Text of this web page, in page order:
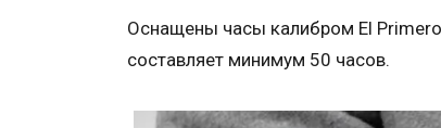
Оснащены часы калибром El
составляет минимум 50 часов.